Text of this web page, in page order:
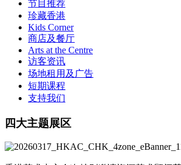
节目推荐
珍藏香港
Kids Corner
商店及餐厅
Arts at the Centre
访客资讯
场地租用及广告
短期课程
支持我们
四大主题展区